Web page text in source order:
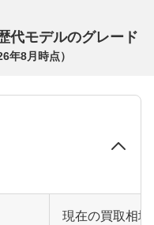
代モデルのグレード
年8月 時点）
現在の買取相